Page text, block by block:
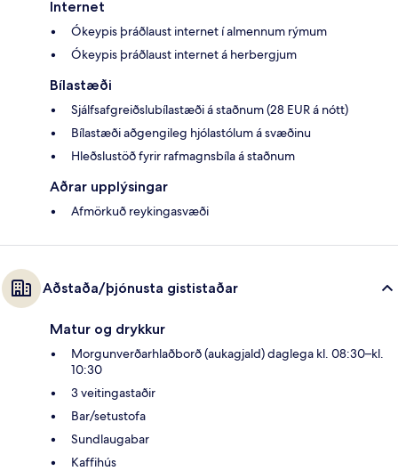
Internet
Ókeypis þráðlaust internet í almennum rýmum
Ókeypis þráðlaust internet á herbergjum
Bílastæði
Sjálfsafgreiðslubílastæði á staðnum (28 EUR á nótt)
Bílastæði aðgengileg hjólastólum á svæðinu
Hleðslustöð fyrir rafmagnsbíla á staðnum
Aðrar upplýsingar
Afmörkuð reykingasvæði
Aðstaða/þjónusta gististaðar
Matur og drykkur
Morgunverðarhlaðborð (aukagjald) daglega kl. 08:30–kl.
10:30
3 veitingastaðir
Bar/setustofa
Sundlaugabar
Kaffihús